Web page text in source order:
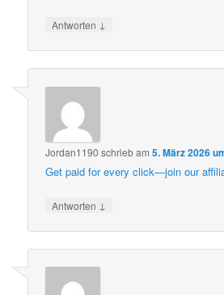
Antworten ↓
Jordan1190 schriebam5. März 2026
Get paid for every click—join our
Antworten ↓